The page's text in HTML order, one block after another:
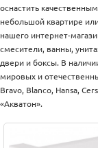
Возврат
Новинкам
Дороже
100% гарантия
оснастить
небольшой квартире
нашего интернет-
смесители, ванны,
двери и боксы. В
мировых и
Bravo, Blanco, Hansa,
«Акватон».